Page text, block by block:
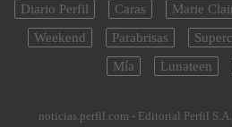
Diario Perfil Caras Marie
Weekend
Parabrisas
Mía
Lunateen
noticias.perfil.com - Editorial Perfil S.A.